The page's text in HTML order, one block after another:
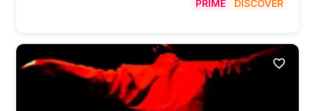
DISCOVER
PRIME